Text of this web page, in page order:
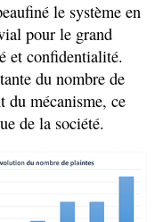
le système en
pour le grand
et confidentialité.
du nombre de
du mécanisme, ce
de la société.